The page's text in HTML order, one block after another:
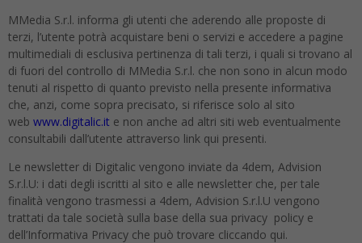
MMedia S.r.l. informa gli utenti che aderendo alle proposte di
terzi, l’utente potrà acquistare beni o servizi e accedere a pagine
multimediali di esclusiva pertinenza di tali terzi, i quali si trovano al
di fuori del controllo di MMedia S.r.l. che non sono in alcun modo
tenuti al rispetto di quanto previsto nella presente informativa
che, anzi, come sopra precisato, si riferisce solo al sito
web www.digitalic.it e non anche ad altri siti web eventualmente
consultabili dall’utente attraverso link qui presenti.
Le newsletter di Digitalic vengono inviate da 4dem, Advision
S.r.l.U: i dati degli iscritti al sito e alle newsletter che, per tale
finalità vengono trasmessi a 4dem, Advision S.r.l.U vengono
trattati da tale società sulla base della sua privacy policy e
dell’Informativa Privacy che può trovare cliccando qui.